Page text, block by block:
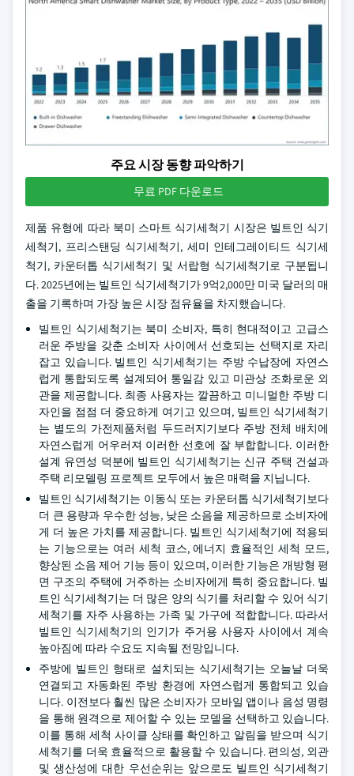
주요 시장 동향 파악하기
무료 PDF 다운로드
제품 유형에 따라 북미 스마트 식기세척기 시장은 빌트인 식기
세척기, 프리스탠딩 식기세척기, 세미 인테그레이티드 식기세
척기, 카운터톱 식기세척기 및 서랍형 식기세척기로 구분됩니
다. 2025년에는 빌트인 식기세척기가 9억2,000만 미국 달러의 매
출을 기록하며 가장 높은 시장 점유율을 차지했습니다.
빌트인 식기세척기는 북미 소비자, 특히 현대적이고 고급스
러운 주방을 갖춘 소비자 사이에서 선호되는 선택지로 자리
잡고 있습니다. 빌트인 식기세척기는 주방 수납장에 자연스
럽게 통합되도록 설계되어 통일감 있고 미관상 조화로운 외
관을 제공합니다. 최종 사용자는 깔끔하고 미니멀한 주방 디
자인을 점점 더 중요하게 여기고 있으며, 빌트인 식기세척기
는 별도의 가전제품처럼 두드러지기보다 주방 전체 배치에
자연스럽게 어우러져 이러한 선호에 잘 부합합니다. 이러한
설계 유연성 덕분에 빌트인 식기세척기는 신규 주택 건설과
주택 리모델링 프로젝트 모두에서 높은 매력을 지닙니다.
빌트인 식기세척기는 이동식 또는 카운터톱 식기세척기보다
더 큰 용량과 우수한 성능, 낮은 소음을 제공하므로 소비자에
게 더 높은 가치를 제공합니다. 빌트인 식기세척기에 적용되
는 기능으로는 여러 세척 코스, 에너지 효율적인 세척 모드,
향상된 소음 제어 기능 등이 있으며, 이러한 기능은 개방형 평
면 구조의 주택에 거주하는 소비자에게 특히 중요합니다. 빌
트인 식기세척기는 더 많은 양의 식기를 처리할 수 있어 식기
세척기를 자주 사용하는 가족 및 가구에 적합합니다. 따라서
빌트인 식기세척기의 인기가 주거용 사용자 사이에서 계속
높아짐에 따라 수요도 지속될 전망입니다.
주방에 빌트인 형태로 설치되는 식기세척기는 오늘날 더욱
연결되고 자동화된 주방 환경에 자연스럽게 통합되고 있습
니다. 이전보다 훨씬 많은 소비자가 모바일 앱이나 음성 명령
을 통해 원격으로 제어할 수 있는 모델을 선택하고 있습니다.
이를 통해 세척 사이클 상태를 확인하고 알림을 받으며 식기
세척기를 더욱 효율적으로 활용할 수 있습니다. 편의성, 외관
및 생산성에 대한 우선순위는 앞으로도 빌트인 식기세척기